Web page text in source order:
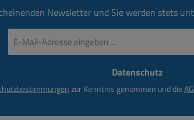
Newsletter und Sie werden stets
Mail-
Datenschutz
zur Kenntnis genommen und die